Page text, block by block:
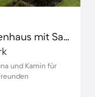
Voll ausgestattetes schönes Ferienhaus mit Sauna und Terrasse | Nah am Strand | Haustiere sind willkommen
und Kamin für